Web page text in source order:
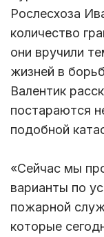
Рослесхоза
количество
они вручили
жизней в
Валентик
постараются
подобной
«Сейчас мы
варианты по
пожарной
которые